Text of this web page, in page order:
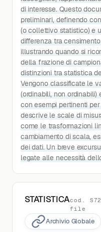
di interesse. Questo
preliminari, definendo
(o collettivo statistico) e
differenza tra
illustrando quando si
della frazione di
distinzioni tra statistica
Vengono classificate le
(ordinabili, non ordinabili)
con esempi pertinenti
descrive le scale di
come le trasformazioni
cambiamento di scala,
dei dati. Un breve
legate alle necessità
STATISTICAcod.
file
Archivio Globale